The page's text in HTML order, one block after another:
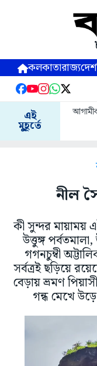
কলকাতারাজ্যদেশ
এই
মুহূর্তে
নীল
কী সুন্দর মায়াময়
উত্তুঙ্গ
গগনচুম্বী
সর্বত্রই ছড়িয়ে
বেড়ায় ভ্রমণ
গন্ধ মেখে